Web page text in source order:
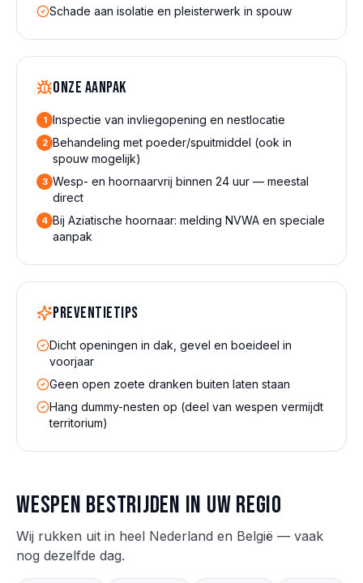
Schade aan isolatie en pleisterwerk in spouw
Onze aanpak
1 Inspectie van invliegopening en nestlocatie
2 Behandeling met poeder/spuitmiddel (ook in
spouw mogelijk)
3 Wesp- en hoornaarvrij binnen 24 uur — meestal
direct
4 Bij Aziatische hoornaar: melding NVWA en speciale
aanpak
Preventietips
Dicht openingen in dak, gevel en boeideel in
voorjaar
Geen open zoete dranken buiten laten staan
Hang dummy-nesten op (deel van wespen vermijdt
territorium)
Wespen bestrijden in uw regio
Wij rukken uit in heel Nederland en België — vaak
nog dezelfde dag.